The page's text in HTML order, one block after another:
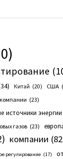
Китай (20) США
(23)
источники энергии
газов (23)
компании
регулирование (17)